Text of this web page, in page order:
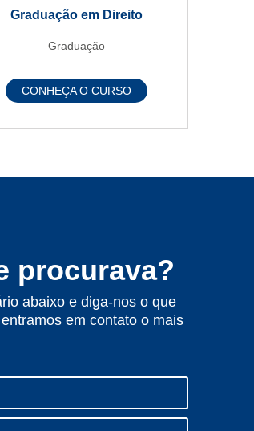
Graduação em Direito
Graduação
CONHEÇA O CURSO
procurava?
abaixo e diga-nos o que
em contato o mais